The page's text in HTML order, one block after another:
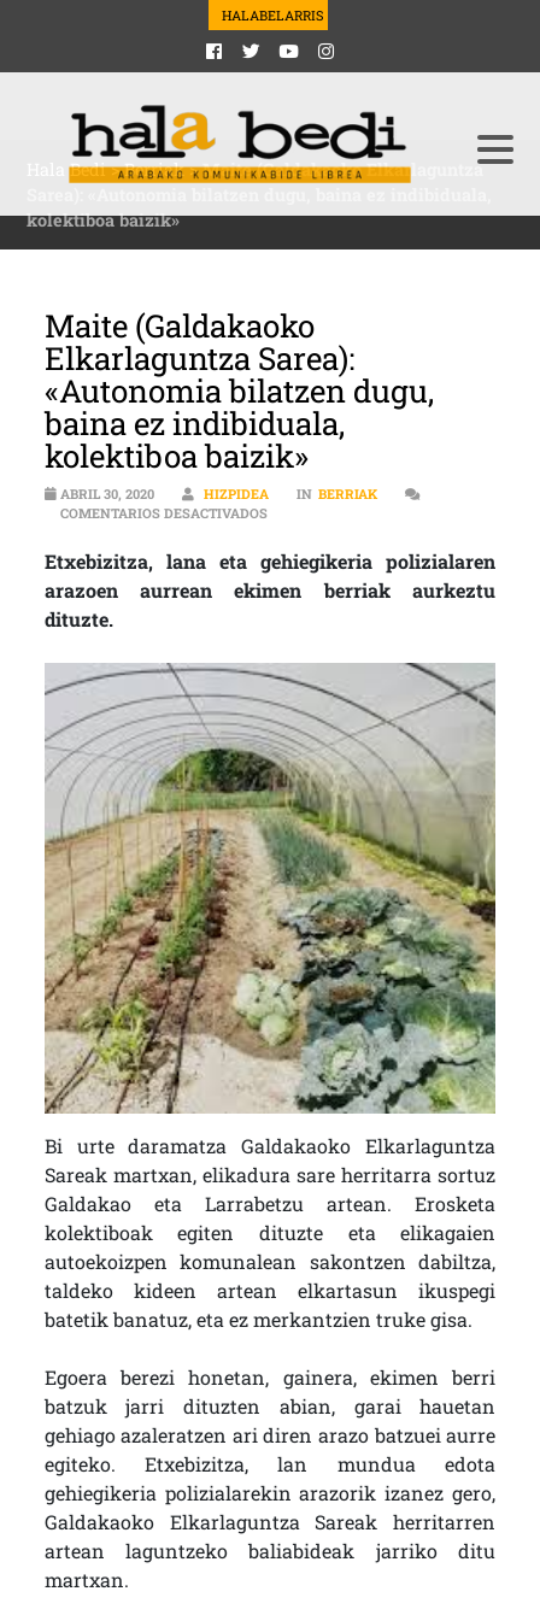
HALABELARRIS
Hala Bedi>Berriak>Maite (Galdakaoko Elkarlaguntza
kolektiboa baizik»
Maite (Galdakaoko
Elkarlaguntza Sarea):
«Autonomia bilatzen dugu,
baina ez indibiduala,
kolektiboa baizik»
ABRIL 30, 2020 HIZPIDEA IN BERRIAK
COMENTARIOS DESACTIVADOSEN MAITE (GALDAKAOKO
Etxebizitza, lana eta gehiegikeria polizialaren
arazoen aurrean ekimen berriak aurkeztu
dituzte.
Bi urte daramatza Galdakaoko Elkarlaguntza
Sareak martxan, elikadura sare herritarra sortuz
Galdakao eta Larrabetzu artean. Erosketa
kolektiboak egiten dituzte eta elikagaien
autoekoizpen komunalean sakontzen dabiltza,
taldeko kideen artean elkartasun ikuspegi
batetik banatuz, eta ez merkantzien truke gisa.
Egoera berezi honetan, gainera, ekimen berri
batzuk jarri dituzten abian, garai hauetan
gehiago azaleratzen ari diren arazo batzuei aurre
egiteko. Etxebizitza, lan mundua edota
gehiegikeria polizialarekin arazorik izanez gero,
Galdakaoko Elkarlaguntza Sareak herritarren
artean laguntzeko baliabideak jarriko ditu
martxan.